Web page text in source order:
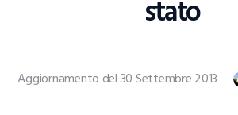
stato
Aggiornamento del 30 Settembre 2013